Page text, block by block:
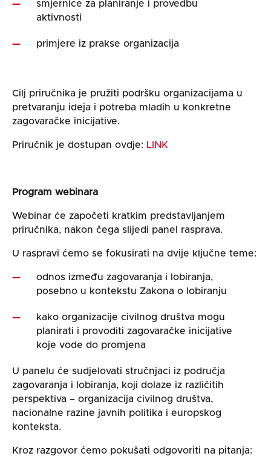
smjernice za planiranje i provedbu
aktivnosti
primjere iz prakse organizacija
Cilj priručnika je pružiti podršku organizacijama u
pretvaranju ideja i potreba mladih u konkretne
zagovaračke inicijative.
Priručnik je dostupan ovdje: LINK
Program webinara
Webinar će započeti kratkim predstavljanjem
priručnika, nakon čega slijedi panel rasprava.
U raspravi ćemo se fokusirati na dvije ključne teme:
odnos između zagovaranja i lobiranja,
posebno u kontekstu Zakona o lobiranju
kako organizacije civilnog društva mogu
planirati i provoditi zagovaračke inicijative
koje vode do promjena
U panelu će sudjelovati stručnjaci iz područja
zagovaranja i lobiranja, koji dolaze iz različitih
perspektiva – organizacija civilnog društva,
nacionalne razine javnih politika i europskog
konteksta.
Kroz razgovor ćemo pokušati odgovoriti na pitanja: